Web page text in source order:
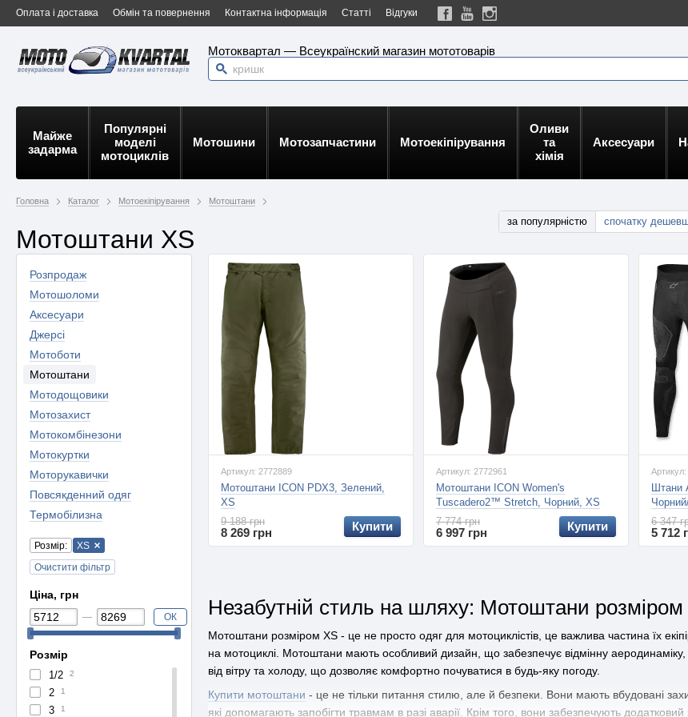
Оплата і доставка Обмін та повернення Контактна інформація Статті Відгуки
Мотоквартал — Всеукраїнский магазин мототоварів
Майже
задарма
Популярні
моделі
мотоциклів
Мотошини Мотозапчастини Мотоекіпірування
Оливи
та
хімія
Аксесуари
Головна Каталог Мотоекіпірування Мотоштани
Мотоштани XS
Незабутній стиль на шляху: Мотоштани
Мотоштани розміром XS - це не просто одяг для мотоциклістів, це важлива частина їх
на мотоциклі. Мотоштани мають особливий дизайн, що забезпечує відмінну
від вітру та холоду, що дозволяє комфортно почуватися в будь-яку погоду.
Купити мотоштани - це не тільки питання стилю, але й безпеки. Вони мають вбудовані
які допомагають запобігти травмам в разі аварії. Крім того, вони забезпечують
за популярністю спочатку
Артикул: 2772889
Мотоштани ICON PDX3, Зелений,
XS
9 188 грн
8 269 грн Купити
Артикул: 2772961
Мотоштани ICON Women's
Tuscadero2™ Stretch, Чорний, XS
7 774 грн
6 997 грн Купити
Штани
6 347
5 712
Розпродаж
Мотошоломи
Аксесуари
Джерсі
Мотоботи
Мотоштани
Мотодощовики
Мотозахист
Мотокомбінезони
Мотокуртки
Моторукавички
Повсякденний одяг
Термобілизна
Розмір:
XS
Очистити фільтр
Ціна, грн
ОК
Розмір
1/2 2
2 1
3 1